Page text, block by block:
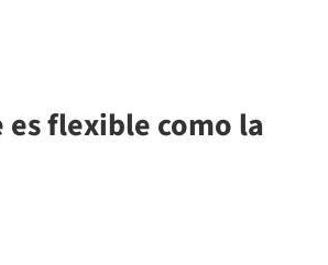
es flexible como la